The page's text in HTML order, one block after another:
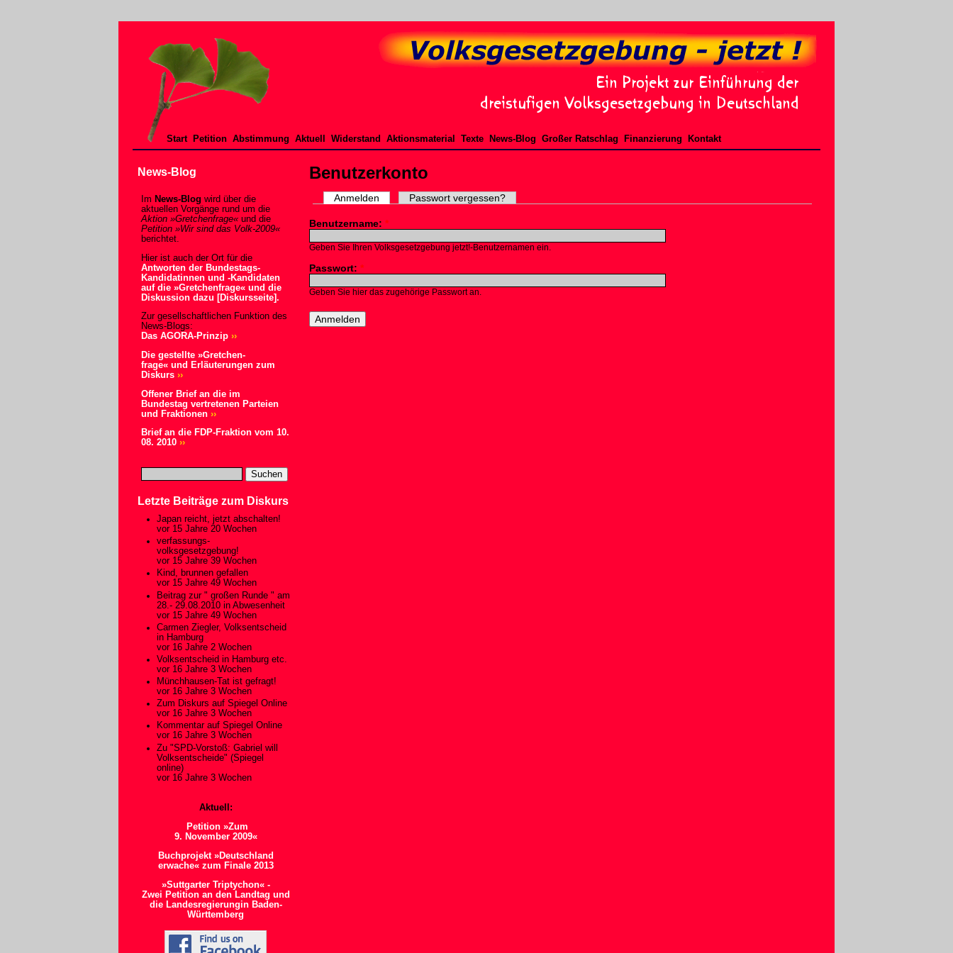
Start Petition Abstimmung Aktuell Widerstand Aktionsmaterial Texte News-Blog Großer Ratschlag Finanzierung Kontakt
News-Blog
Im News-Blog wird über die
aktuellen Vorgänge rund um die
Aktion »Gretchenfrage« und die
Petition »Wir sind das Volk-2009«
berichtet.
Hier ist auch der Ort für die
Antworten der Bundestags-
Kandidatinnen und -Kandidaten
auf die »Gretchenfrage« und die
Diskussion dazu [Diskursseite].
Zur gesellschaftlichen Funktion des
News-Blogs:
Das AGORA-Prinzip ››
Die gestellte »Gretchen-
frage« und Erläuterungen zum
Diskurs ››
Offener Brief an die im
Bundestag vertretenen Parteien
und Fraktionen ››
Brief an die FDP-Fraktion vom 10.
08. 2010 ››
Letzte Beiträge zum Diskurs
Japan reicht, jetzt abschalten!
vor 15 Jahre 20 Wochen
verfassungs-
volksgesetzgebung!
vor 15 Jahre 39 Wochen
Kind, brunnen gefallen
vor 15 Jahre 49 Wochen
Beitrag zur " großen Runde " am
28.- 29.08.2010 in Abwesenheit
vor 15 Jahre 49 Wochen
Carmen Ziegler, Volksentscheid
in Hamburg
vor 16 Jahre 2 Wochen
Volksentscheid in Hamburg etc.
vor 16 Jahre 3 Wochen
Münchhausen-Tat ist gefragt!
vor 16 Jahre 3 Wochen
Zum Diskurs auf Spiegel Online
vor 16 Jahre 3 Wochen
Kommentar auf Spiegel Online
vor 16 Jahre 3 Wochen
Zu "SPD-Vorstoß: Gabriel will
Volksentscheide" (Spiegel
online)
vor 16 Jahre 3 Wochen
Aktuell:
Petition »Zum
9. November 2009«
Buchprojekt »Deutschland
erwache« zum Finale 2013
»Suttgarter Triptychon« -
Zwei Petition an den Landtag und
die Landesregierungin Baden-
Württemberg
Benutzerkonto
Anmelden Passwort vergessen?
Benutzername:*
Geben Sie Ihren Volksgesetzgebung jetzt!-Benutzernamen ein.
Passwort:*
Geben Sie hier das zugehörige Passwort an.